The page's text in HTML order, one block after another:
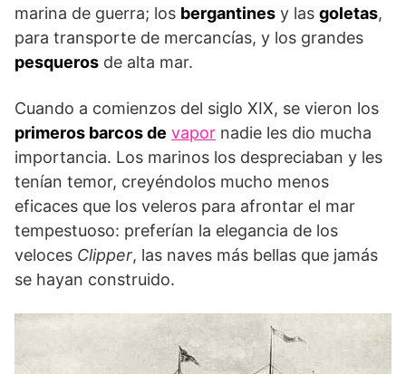
marina de guerra; los bergantines y las goletas,
para transporte de mercancías, y los grandes
pesqueros de alta mar.
Cuando a comienzos del siglo XIX, se vieron los
primeros barcos de vapor nadie les dio mucha
importancia. Los marinos los despreciaban y les
tenían temor, creyéndolos mucho menos
eficaces que los veleros para afrontar el mar
tempestuoso: preferían la elegancia de los
veloces Clipper, las naves más bellas que jamás
se hayan construido.